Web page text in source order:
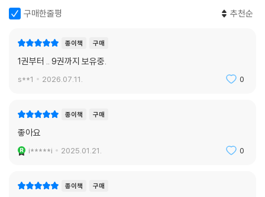
구매한줄평 추천순
종이책 구매
1권부터 .. 9권까지 보유중.
s**1 2026.07.11. 0
종이책 구매
좋아요
i*****i 2025.01.21. 0
종이책 구매